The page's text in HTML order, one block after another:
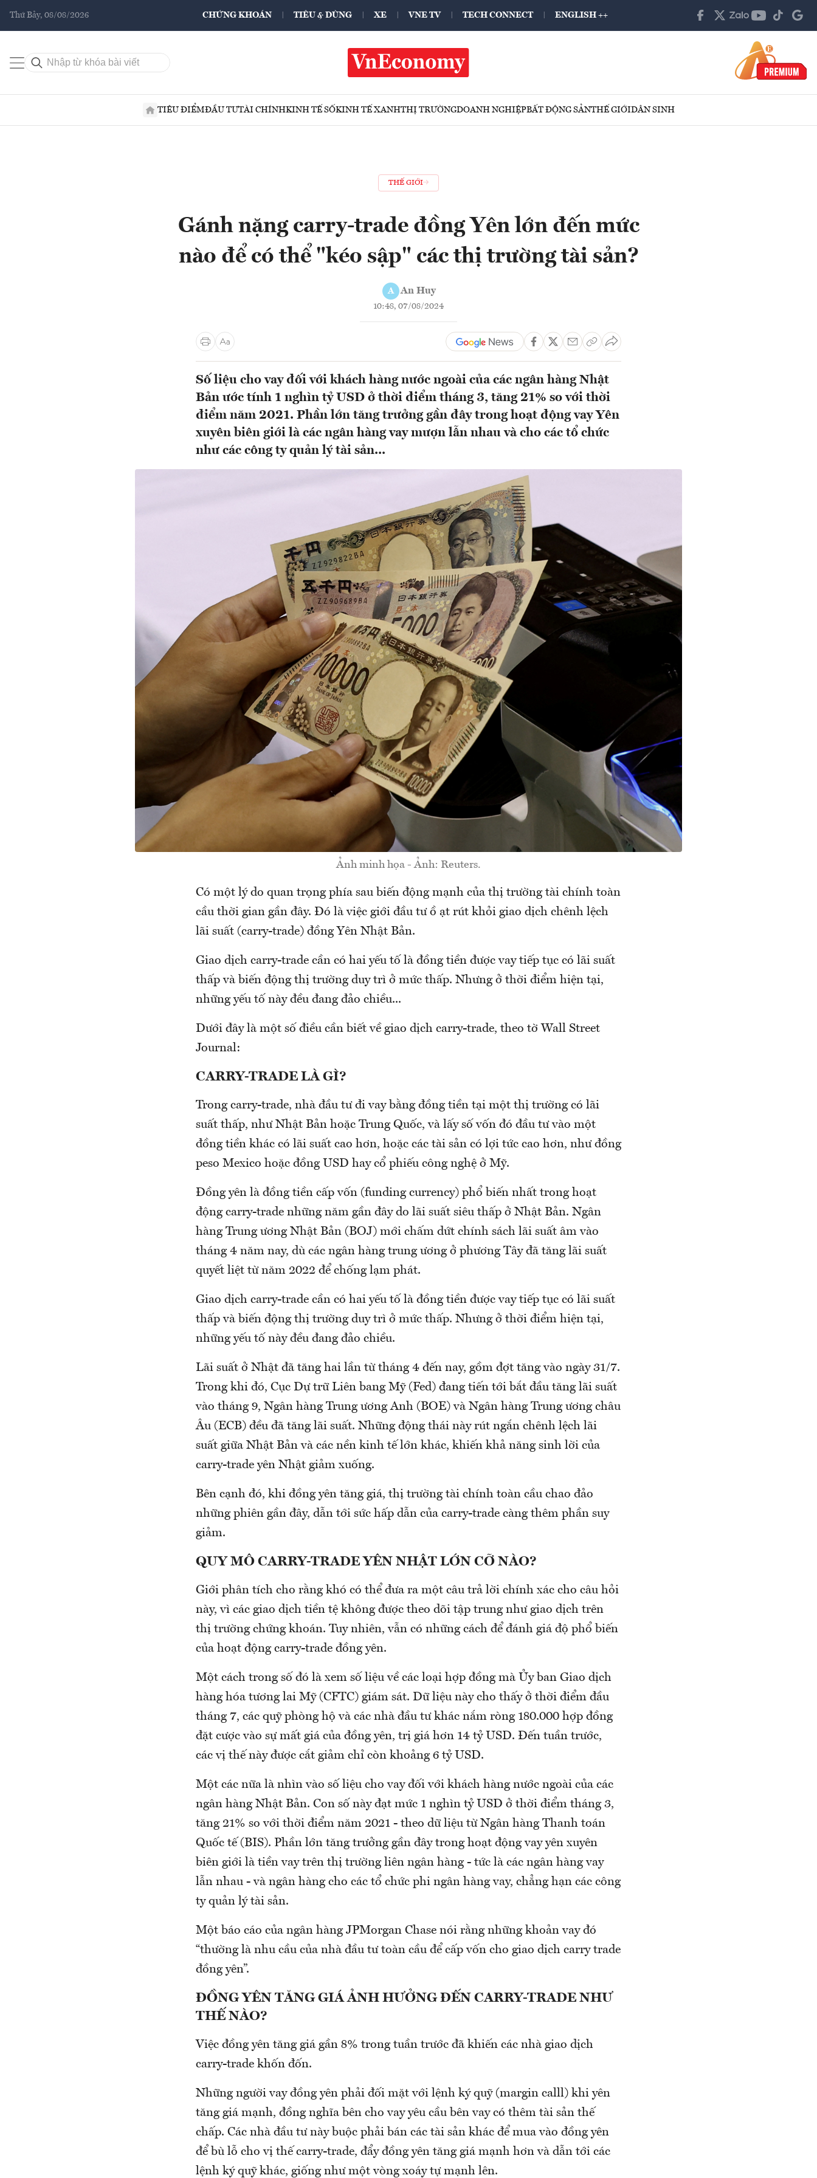
Thứ Bảy, 08/08/2026 CHỨNG KHOÁN TIÊU & DÙNG XE VNE TV TECH CONNECT ENGLISH ++
TIÊU ĐIỂMĐẦU TƯTÀI CHÍNHKINH TẾ SỐKINH TẾ XANHTHỊ TRƯỜNGDOANH NGHIỆPBẤT ĐỘNG SẢNTHẾ GIỚIDÂN SINH
THẾ GIỚI
Gánh nặng carry-trade đồng Yên lớn đến mức
nào để có thể "kéo sập" các thị trường tài sản?
A An Huy
10:48, 07/08/2024
Số liệu cho vay đối với khách hàng nước ngoài của các ngân hàng Nhật
Bản ước tính 1 nghìn tỷ USD ở thời điểm tháng 3, tăng 21% so với thời
điểm năm 2021. Phần lớn tăng trưởng gần đây trong hoạt động vay Yên
xuyên biên giới là các ngân hàng vay mượn lẫn nhau và cho các tổ chức
như các công ty quản lý tài sản...
Ảnh minh họa - Ảnh: Reuters.
Có một lý do quan trọng phía sau biến động mạnh của thị trường tài chính toàn
cầu thời gian gần đây. Đó là việc giới đầu tư ồ ạt rút khỏi giao dịch chênh lệch
lãi suất (carry-trade) đồng Yên Nhật Bản.
Giao dịch carry-trade cần có hai yếu tố là đồng tiền được vay tiếp tục có lãi suất
thấp và biến động thị trường duy trì ở mức thấp. Nhưng ở thời điểm hiện tại,
những yếu tố này đều đang đảo chiều...
Dưới đây là một số điều cần biết về giao dịch carry-trade, theo tờ Wall Street
Journal:
CARRY-TRADE LÀ GÌ?
Trong carry-trade, nhà đầu tư đi vay bằng đồng tiền tại một thị trường có lãi
suất thấp, như Nhật Bản hoặc Trung Quốc, và lấy số vốn đó đầu tư vào một
đồng tiền khác có lãi suất cao hơn, hoặc các tài sản có lợi tức cao hơn, như đồng
peso Mexico hoặc đồng USD hay cổ phiếu công nghệ ở Mỹ.
Đồng yên là đồng tiền cấp vốn (funding currency) phổ biến nhất trong hoạt
động carry-trade những năm gần đây do lãi suất siêu thấp ở Nhật Bản. Ngân
hàng Trung ương Nhật Bản (BOJ) mới chấm dứt chính sách lãi suất âm vào
tháng 4 năm nay, dù các ngân hàng trung ương ở phương Tây đã tăng lãi suất
quyết liệt từ năm 2022 để chống lạm phát.
Giao dịch carry-trade cần có hai yếu tố là đồng tiền được vay tiếp tục có lãi suất
thấp và biến động thị trường duy trì ở mức thấp. Nhưng ở thời điểm hiện tại,
những yếu tố này đều đang đảo chiều.
Lãi suất ở Nhật đã tăng hai lần từ tháng 4 đến nay, gồm đợt tăng vào ngày 31/7.
Trong khi đó, Cục Dự trữ Liên bang Mỹ (Fed) đang tiến tới bắt đầu tăng lãi suất
vào tháng 9, Ngân hàng Trung ương Anh (BOE) và Ngân hàng Trung ương châu
Âu (ECB) đều đã tăng lãi suất. Những động thái này rút ngắn chênh lệch lãi
suất giữa Nhật Bản và các nền kinh tế lớn khác, khiến khả năng sinh lời của
carry-trade yên Nhật giảm xuống.
Bên cạnh đó, khi đồng yên tăng giá, thị trường tài chính toàn cầu chao đảo
những phiên gần đây, dẫn tới sức hấp dẫn của carry-trade càng thêm phần suy
giảm.
QUY MÔ CARRY-TRADE YÊN NHẬT LỚN CỠ NÀO?
Giới phân tích cho rằng khó có thể đưa ra một câu trả lời chính xác cho câu hỏi
này, vì các giao dịch tiền tệ không được theo dõi tập trung như giao dịch trên
thị trường chứng khoán. Tuy nhiên, vẫn có những cách để đánh giá độ phổ biến
của hoạt động carry-trade đồng yên.
Một cách trong số đó là xem số liệu về các loại hợp đồng mà Ủy ban Giao dịch
hàng hóa tương lai Mỹ (CFTC) giám sát. Dữ liệu này cho thấy ở thời điểm đầu
tháng 7, các quỹ phòng hộ và các nhà đầu tư khác nắm ròng 180.000 hợp đồng
đặt cược vào sự mất giá của đồng yên, trị giá hơn 14 tỷ USD. Đến tuần trước,
các vị thế này được cắt giảm chỉ còn khoảng 6 tỷ USD.
Một các nữa là nhìn vào số liệu cho vay đối với khách hàng nước ngoài của các
ngân hàng Nhật Bản. Con số này đạt mức 1 nghìn tỷ USD ở thời điểm tháng 3,
tăng 21% so với thời điểm năm 2021 - theo dữ liệu từ Ngân hàng Thanh toán
Quốc tế (BIS). Phần lớn tăng trưởng gần đây trong hoạt động vay yên xuyên
biên giới là tiền vay trên thị trường liên ngân hàng - tức là các ngân hàng vay
lẫn nhau - và ngân hàng cho các tổ chức phi ngân hàng vay, chẳng hạn các công
ty quản lý tài sản.
Một báo cáo của ngân hàng JPMorgan Chase nói rằng những khoản vay đó
“thường là nhu cầu của nhà đầu tư toàn cầu để cấp vốn cho giao dịch carry trade
đồng yên”.
ĐỒNG YÊN TĂNG GIÁ ẢNH HƯỞNG ĐẾN CARRY-TRADE NHƯ
THẾ NÀO?
Việc đồng yên tăng giá gần 8% trong tuần trước đã khiến các nhà giao dịch
carry-trade khốn đốn.
Những người vay đồng yên phải đối mặt với lệnh ký quỹ (margin calll) khi yên
tăng giá mạnh, đồng nghĩa bên cho vay yêu cầu bên vay có thêm tài sản thế
chấp. Các nhà đầu tư này buộc phải bán các tài sản khác để mua vào đồng yên
để bù lỗ cho vị thế carry-trade, đẩy đồng yên tăng giá mạnh hơn và dẫn tới các
lệnh ký quỹ khác, giống như một vòng xoáy tự mạnh lên.